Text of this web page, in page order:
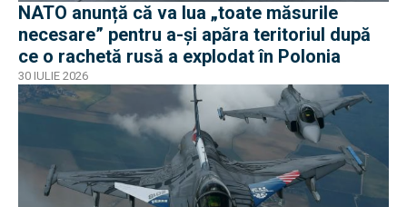
NATO anunță că va lua „toate măsurile
necesare” pentru a-și apăra teritoriul după
ce o rachetă rusă a explodat în Polonia
30 IULIE 2026